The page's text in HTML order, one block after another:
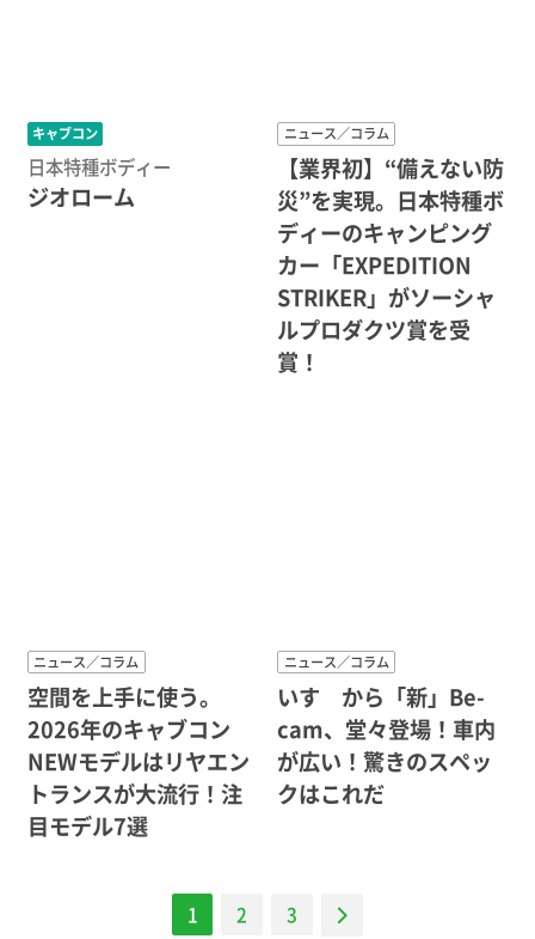
キャブコン
日本特種ボディー
ジオローム
ニュース／コラム
【業界初】“備えない防
災”を実現。日本特種ボ
ディーのキャンピング
カー「EXPEDITION
STRIKER」がソーシャ
ルプロダクツ賞を受
賞！
ニュース／コラム
空間を上手に使う。
2026年のキャブコン
NEWモデルはリヤエン
トランスが大流行！注
目モデル7選
ニュース／コラム
いすゞから「新」Be-
cam、堂々登場！車内
が広い！驚きのスペッ
クはこれだ
1 2 3